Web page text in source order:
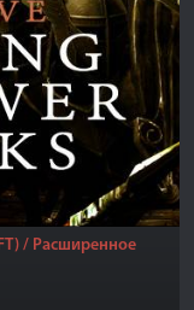
/ Расширенное